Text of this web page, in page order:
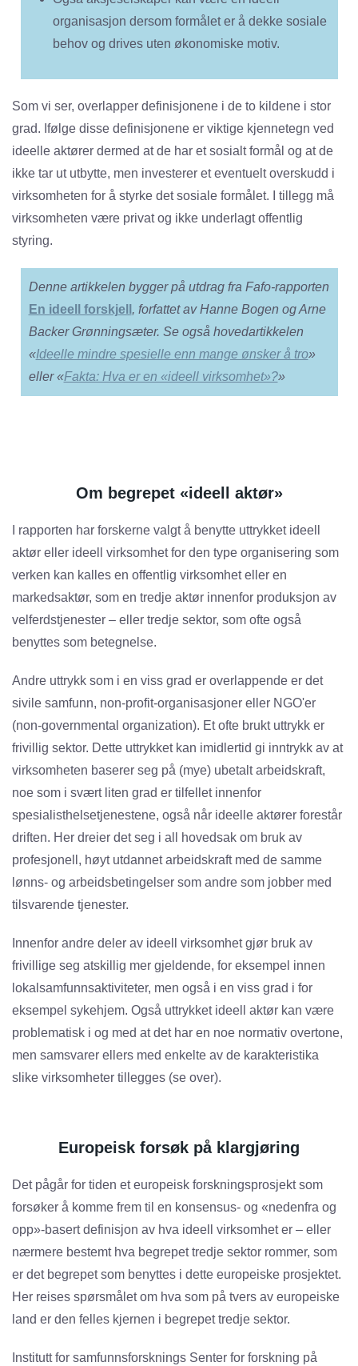
organisasjon dersom formålet er å dekke sosiale
behov og drives uten økonomiske motiv.
Som vi ser, overlapper definisjonene i de to kildene i stor
grad. Ifølge disse definisjonene er viktige kjennetegn ved
ideelle aktører dermed at de har et sosialt formål og at de
ikke tar ut utbytte, men investerer et eventuelt overskudd i
virksomheten for å styrke det sosiale formålet. I tillegg må
virksomheten være privat og ikke underlagt offentlig
styring.
Denne artikkelen bygger på utdrag fra Fafo-rapporten
En ideell forskjell , forfattet av Hanne Bogen og Arne
Backer Grønningsæter. Se også hovedartikkelen
«Ideelle mindre spesielle enn mange ønsker å tro»
eller «Fakta: Hva er en «ideell virksomhet»?»
Om begrepet «ideell aktør»
I rapporten har forskerne valgt å benytte uttrykket ideell
aktør eller ideell virksomhet for den type organisering som
verken kan kalles en offentlig virksomhet eller en
markedsaktør, som en tredje aktør innenfor produksjon av
velferdstjenester – eller tredje sektor, som ofte også
benyttes som betegnelse.
Andre uttrykk som i en viss grad er overlappende er det
sivile samfunn, non-profit-organisasjoner eller NGO'er
(non-governmental organization). Et ofte brukt uttrykk er
frivillig sektor. Dette uttrykket kan imidlertid gi inntrykk av at
virksomheten baserer seg på (mye) ubetalt arbeidskraft,
noe som i svært liten grad er tilfellet innenfor
spesialisthelsetjenestene, også når ideelle aktører forestår
driften. Her dreier det seg i all hovedsak om bruk av
profesjonell, høyt utdannet arbeidskraft med de samme
lønns- og arbeidsbetingelser som andre som jobber med
tilsvarende tjenester.
Innenfor andre deler av ideell virksomhet gjør bruk av
frivillige seg atskillig mer gjeldende, for eksempel innen
lokalsamfunnsaktiviteter, men også i en viss grad i for
eksempel sykehjem. Også uttrykket ideell aktør kan være
problematisk i og med at det har en noe normativ overtone,
men samsvarer ellers med enkelte av de karakteristika
slike virksomheter tillegges (se over).
Europeisk forsøk på klargjøring
Det pågår for tiden et europeisk forskningsprosjekt som
forsøker å komme frem til en konsensus- og «nedenfra og
opp»-basert definisjon av hva ideell virksomhet er – eller
nærmere bestemt hva begrepet tredje sektor rommer, som
er det begrepet som benyttes i dette europeiske prosjektet.
Her reises spørsmålet om hva som på tvers av europeiske
land er den felles kjernen i begrepet tredje sektor.
Institutt for samfunnsforsknings Senter for forskning på